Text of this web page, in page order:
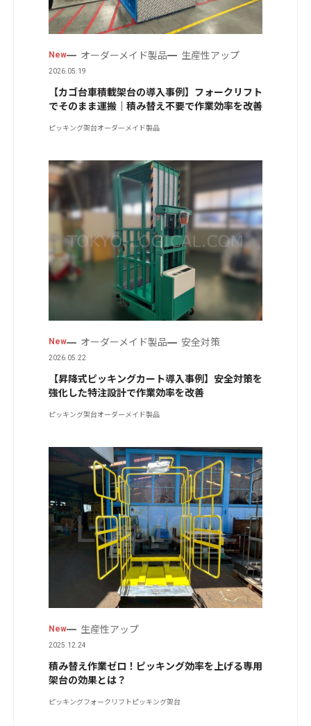
New オーダーメイド製品 生産性アップ
2026.05.19
【カゴ台車積載架台の導入事例】フォークリフト
でそのまま運搬｜積み替え不要で作業効率を改善
ピッキング架台オーダーメイド製品
New オーダーメイド製品 安全対策
2026.05.22
【昇降式ピッキングカート導入事例】安全対策を
強化した特注設計で作業効率を改善
ピッキング架台オーダーメイド製品
New 生産性アップ
2025.12.24
積み替え作業ゼロ！ピッキング効率を上げる専用
架台の効果とは？
ピッキングフォークリフトピッキング架台